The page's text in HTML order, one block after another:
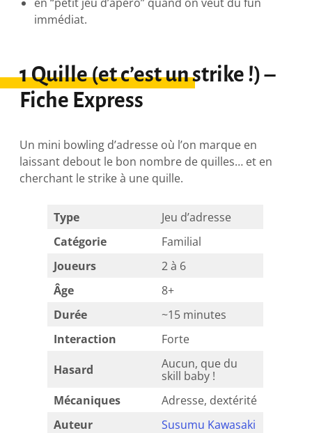
immédiat.
1 Quille (et c’est un strike !) –
Fiche Express
Un mini bowling d’adresse où l’on marque en
laissant debout le bon nombre de quilles… et en
cherchant le strike à une quille.
Type
Jeu d’adresse
Catégorie
Familial
Joueurs
2 à 6
Âge
8+
Durée
~15 minutes
Interaction
Forte
Hasard
Aucun, que du
skill baby !
Mécaniques
Adresse, dextérité
Auteur
Susumu Kawasaki